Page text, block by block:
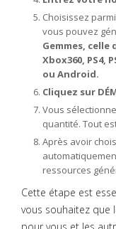
Choisissez
vous pouvez
Gemmes,
Xbox360, PS4,
ou Android.
Cliquez sur
Vous
quantité. Tout
Après avoir
ressources
Cette étape est
vous souhaitez que